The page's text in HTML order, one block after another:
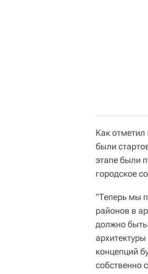
Как
были
этапе были
городское
"Теперь мы
районов в
должно
концепций
собственно